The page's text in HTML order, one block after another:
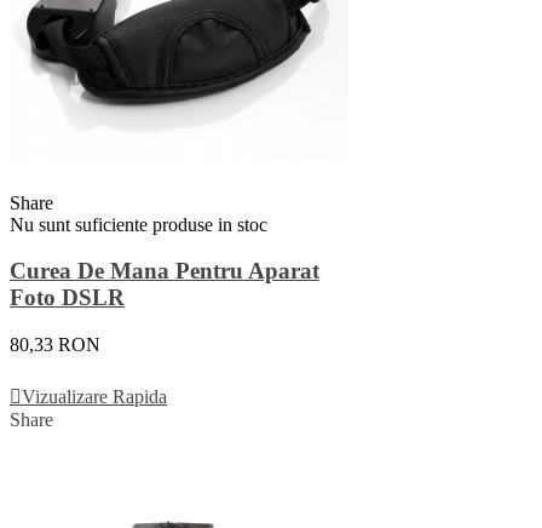
Share
Nu sunt suficiente produse in stoc
Curea De Mana Pentru Aparat
Foto DSLR
80,33 RON
Vizualizare Rapida
Share